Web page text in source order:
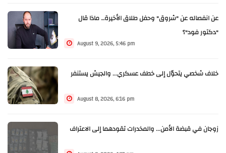
عن انفصاله عن "شروق" وحفل طلاق الأخيرة… ماذا قال
"دكتور فود"؟
August 9, 2026, 5:46 pm
خلاف شخصي يتحوّل إلى خطف عسكري... والجيش يستنفر
August 8, 2026, 6:16 pm
زوجان في قبضة الأمن... والمخدرات تقودهما إلى الاعتراف